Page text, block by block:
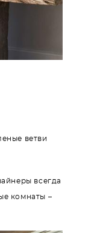
ветви
всегда
комнаты –